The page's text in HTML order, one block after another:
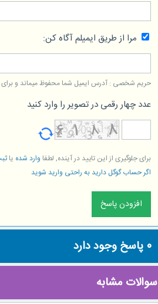
مرا از طریق ایمیلم آگاه کن:
حریم شخصی : آدرس ایمیل شما محفوظ میماند و برای
عدد چهار رقمی در تصویر را وارد کنید
برای جلوگیری از این تایید در آینده, لطفا وارد شده یا
اگر حساب گوگل دارید به راحتی وارید شوید
0 پاسخ وجود دارد
سوالات مشابه